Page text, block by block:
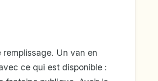
remplissage. Un van en
ce qui est disponible :